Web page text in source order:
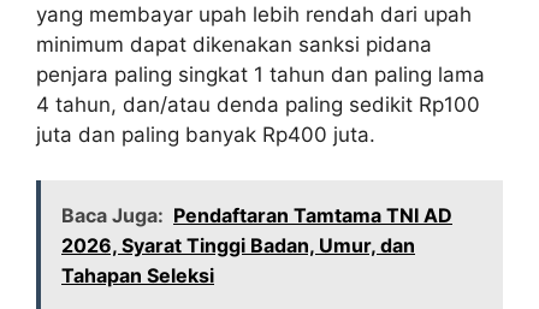
yang membayar upah lebih rendah dari upah
minimum dapat dikenakan sanksi pidana
penjara paling singkat 1 tahun dan paling lama
4 tahun, dan/atau denda paling sedikit Rp100
juta dan paling banyak Rp400 juta.
Baca Juga: Pendaftaran Tamtama TNI AD
2026, Syarat Tinggi Badan, Umur, dan
Tahapan Seleksi